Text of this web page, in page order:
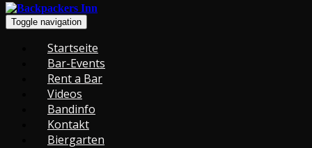
Toggle navigation
Startseite
Bar-Events
Rent a Bar
Videos
Bandinfo
Kontakt
Biergarten